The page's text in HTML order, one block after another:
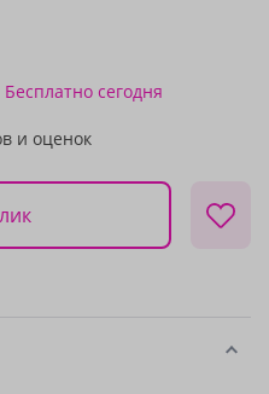
Бесплатно сегодня
и оценок